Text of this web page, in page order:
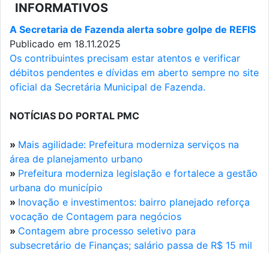
INFORMATIVOS
A Secretaria de Fazenda alerta sobre golpe de REFIS
Publicado em 18.11.2025
Os contribuintes precisam estar atentos e verificar
débitos pendentes e dívidas em aberto sempre no site
oficial da Secretária Municipal de Fazenda.
NOTÍCIAS DO PORTAL PMC
» Mais agilidade: Prefeitura moderniza serviços na
área de planejamento urbano
» Prefeitura moderniza legislação e fortalece a gestão
urbana do município
» Inovação e investimentos: bairro planejado reforça
vocação de Contagem para negócios
» Contagem abre processo seletivo para
subsecretário de Finanças; salário passa de R$ 15 mil